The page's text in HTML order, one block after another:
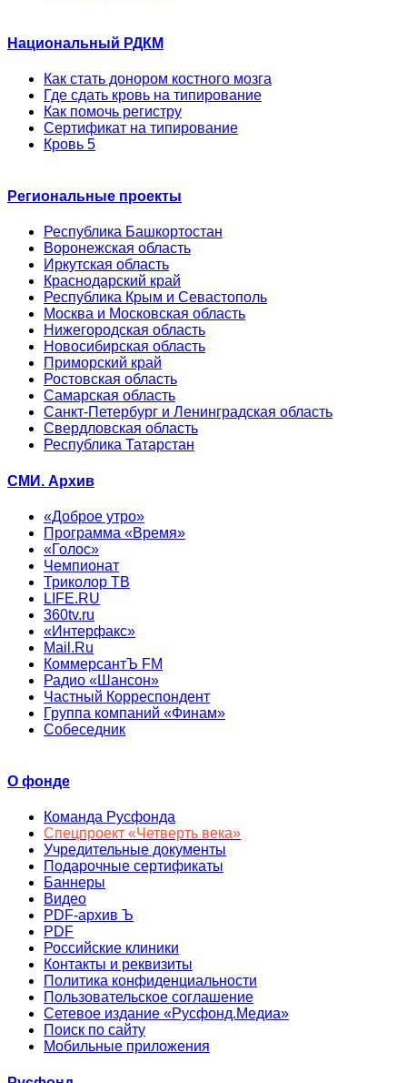
Национальный РДКМ
Как стать донором костного мозга
Где сдать кровь на типирование
Как помочь регистру
Сертификат на типирование
Кровь 5
Региональные проекты
Республика Башкортостан
Воронежская область
Иркутская область
Краснодарский край
Республика Крым и Севастополь
Москва и Московская область
Нижегородская область
Новосибирская область
Приморский край
Ростовская область
Самарская область
Санкт-Петербург и Ленинградская область
Свердловская область
Республика Татарстан
СМИ. Архив
«Доброе утро»
Программа «Время»
«Голос»
Чемпионат
Триколор ТВ
LIFE.RU
360tv.ru
«Интерфакс»
Mail.Ru
КоммерсантЪ FM
Радио «Шансон»
Частный Корреспондент
Группа компаний «Финам»
Собеседник
О фонде
Команда Русфонда
Спецпроект «Четверть века»
Учредительные документы
Подарочные сертификаты
Баннеры
Видео
PDF-архив Ъ
PDF
Российские клиники
Контакты и реквизиты
Политика конфиденциальности
Пользовательское соглашение
Сетевое издание «Русфонд.Медиа»
Поиск по сайту
Мобильные приложения